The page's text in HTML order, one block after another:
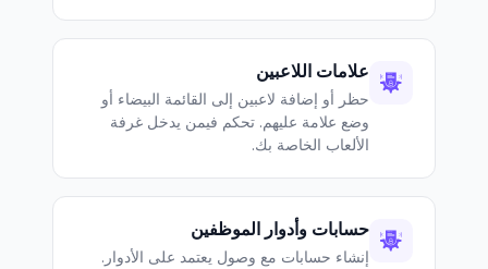
علامات اللاعبين
حظر أو إضافة لاعبين إلى القائمة البيضاء أو
وضع علامة عليهم. تحكم فيمن يدخل غرفة
الألعاب الخاصة بك.
حسابات وأدوار الموظفين
إنشاء حسابات مع وصول يعتمد على الأدوار.